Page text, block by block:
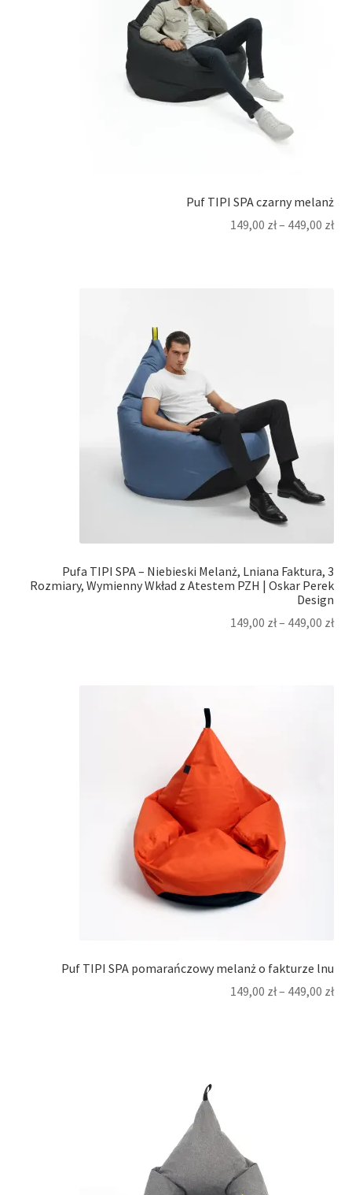
Puf TIPI SPA czarny melanż
149,00 zł– 449,00 zł
Pufa TIPI SPA – Niebieski Melanż, Lniana Faktura, 3
Rozmiary, Wymienny Wkład z Atestem PZH | Oskar Perek
Design
149,00 zł– 449,00 zł
Puf TIPI SPA pomarańczowy melanż o fakturze lnu
149,00 zł– 449,00 zł